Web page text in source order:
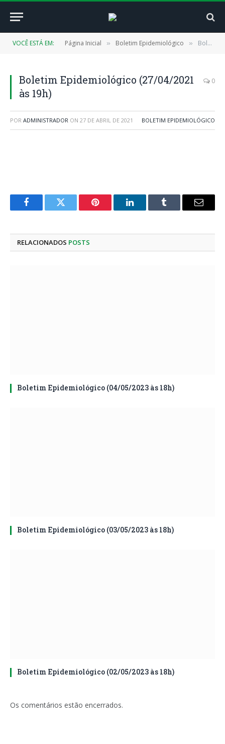
VOCÊ ESTÁ EM: Página Inicial » Boletim Epidemiológico » Boletim Epidemiológico (27/04/2021 às 19h)
Boletim Epidemiológico (27/04/2021
às 19h)
0
POR ADMINISTRADOR ON 27 DE ABRIL DE 2021 BOLETIM EPIDEMIOLÓGICO
FacebookTwitter Pinterest LinkedInTumblr
E-
RELACIONADOS POSTS
Boletim Epidemiológico (04/05/2023 às 18h)
Boletim Epidemiológico (03/05/2023 às 18h)
Boletim Epidemiológico (02/05/2023 às 18h)
Os comentários estão encerrados.